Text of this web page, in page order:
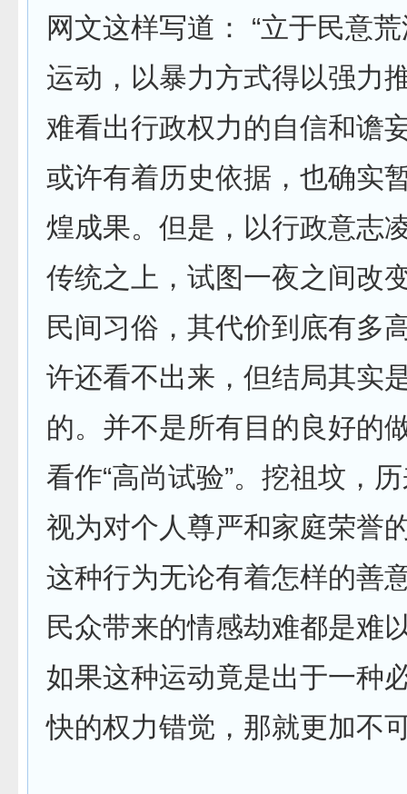
网文这样写道： “立于民意
运动，以暴力方式得以强力
难看出行政权力的自信和谵
或许有着历史依据，也确实
煌成果。但是，以行政意志
传统之上，试图一夜之间改
民间习俗，其代价到底有多
许还看不出来，但结局其实
的。并不是所有目的良好的
看作“高尚试验”。挖祖坟，
视为对个人尊严和家庭荣誉
这种行为无论有着怎样的善
民众带来的情感劫难都是难
如果这种运动竟是出于一种
快的权力错觉，那就更加不